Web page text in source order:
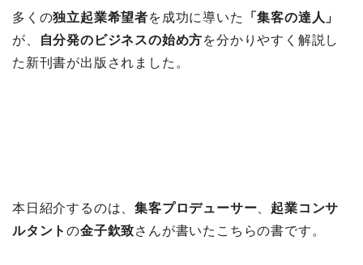
多くの独立起業希望者を成功に導いた
「集客の達人」
が、
自分発のビジネスの始め方を分かりやすく解説し
た新刊書が出版されました。
本日紹介するのは、集客プロデューサー
起業コンサ
ルタントの金子欽致さんが書いたこちらの書です。